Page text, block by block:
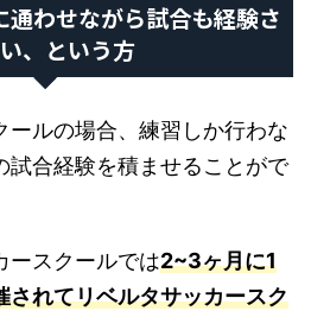
通わせながら試合も経験さ
、という方
ールの場合、練習しか行わな
試合経験を積ませることがで
ースクールでは2~3ヶ月に1
されてリベルタサッカースク